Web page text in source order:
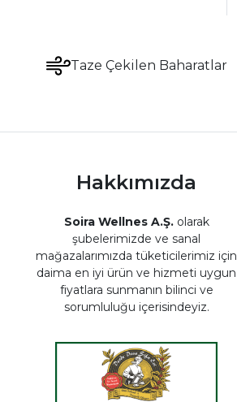
Taze Çekilen Baharatlar
Hakkımızda
Soira Wellnes A.Ş.olarak
şubelerimizde ve sanal
mağazalarımızda tüketicilerimiz için
daima en iyi ürün ve hizmeti uygun
fiyatlara sunmanın bilinci ve
sorumluluğu içerisindeyiz.